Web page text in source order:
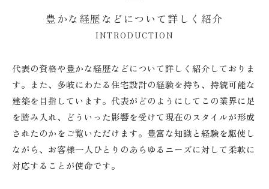
豊かな経歴などについて詳しく紹介
INTRODUCTION
代表の資格や豊かな経歴などについて詳しく紹介しておりま
す。また、多岐にわたる住宅設計の経験を持ち、持続可能な
建築を目指しています。代表がどのようにしてこの業界に足
を踏み入れ、どういった影響を受けて現在のスタイルが形成
されたのかをご覧いただけます。豊富な知識と経験を駆使し
ながら、お客様一人ひとりのあらゆるニーズに対して柔軟に
対応することが使命です。